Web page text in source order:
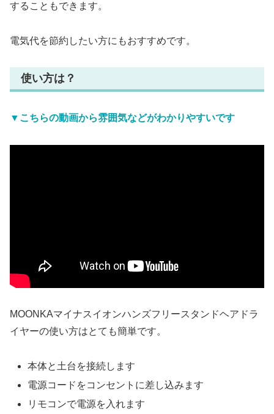
することもできます。
電気代を節約したい方にもおすすめです。
使い方は？
▼こちらの動画から雰囲気などがわかりやすいです
MOONKAマイナスイオンハンズフリースタンドヘアドラ
イヤーの使い方はとても簡単です。
本体と土台を接続します
電源コードをコンセントに差し込みます
リモコンで電源を入れます